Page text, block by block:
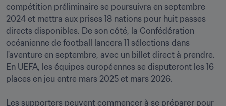
compétition préliminaire se poursuivra en septembre
2024 et mettra aux prises 18 nations pour huit passes
directs disponibles. De son côté, la Confédération
océanienne de football lancera 11 sélections dans
l'aventure en septembre, avec un billet direct à prendre.
En UEFA, les équipes européennes se disputeront les 16
places en jeu entre mars 2025 et mars 2026.
Les supporters peuvent commencer à se préparer pour